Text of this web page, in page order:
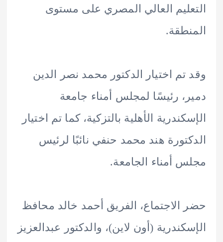
العالي المصري على مستوى
اختيار الدكتور محمد نصر الدين
رئيسًا لمجلس أمناء جامعة
الأهلية بالتزكية، كما تم اختيار
هند محمد حنفي نائبًا لرئيس
أمناء الجامعة.
الفريق أحمد خالد محافظ
(أون لاين)، والدكتور عبدالعزيز